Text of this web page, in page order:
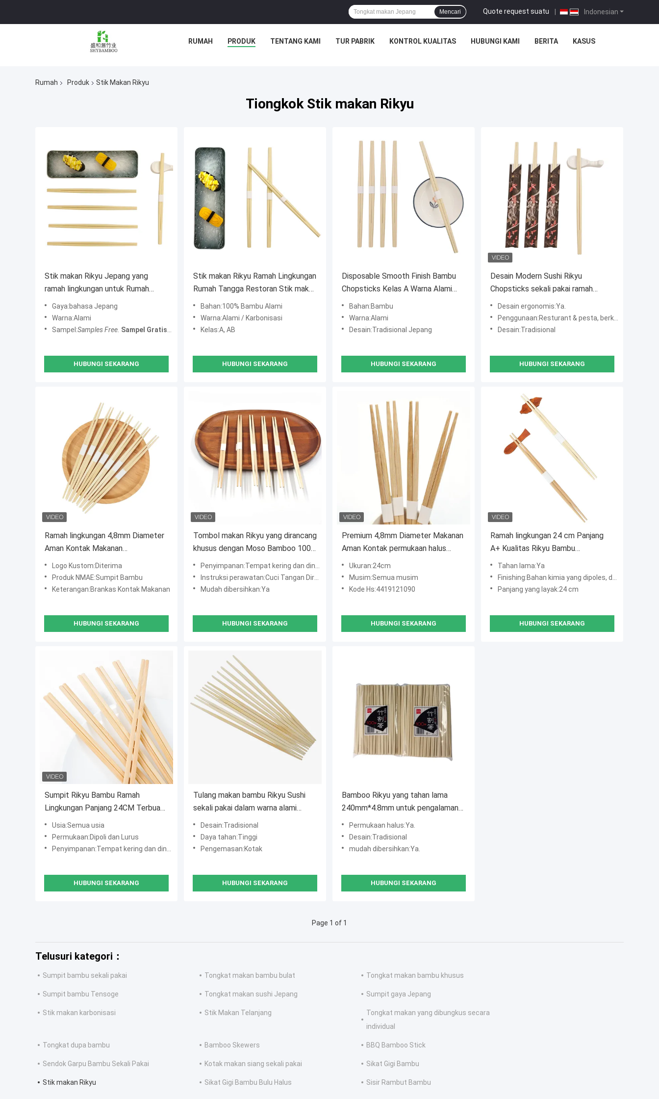
Indonesian
Quote request suatu |
Mencari
RUMAH PRODUK TENTANG KAMI TUR PABRIK KONTROL KUALITAS HUBUNGI KAMI BERITA KASUS
Rumah Produk Stik Makan Rikyu
Tiongkok Stik makan Rikyu
Stik makan Rikyu Jepang yang
ramah lingkungan untuk Rumah
Tangga Restoran Logo Pribadi
Kemasan Khusus
Gaya:bahasa Jepang
Warna:Alami
Sampel:Samples Free. Sampel Gratis. Freight CollectKumpulkan Kargo
HUBUNGI SEKARANG
Stik makan Rikyu Ramah Lingkungan
Rumah Tangga Restoran Stik makan
Bambu Jepang
Bahan:100% Bambu Alami
Warna:Alami / Karbonisasi
Kelas:A, AB
HUBUNGI SEKARANG
Disposable Smooth Finish Bambu
Chopsticks Kelas A Warna Alami
Untuk Sushi dan Masakan Jepang
Bahan:Bambu
Warna:Alami
Desain:Tradisional Jepang
HUBUNGI SEKARANG
Desain Modern Sushi Rikyu
Chopsticks sekali pakai ramah
lingkungan dengan logo pribadi dan
desain kemasan termasuk
Desain ergonomis:Ya.
Penggunaan:Resturant & pesta, berkemah atau hotel
Desain:Tradisional
HUBUNGI SEKARANG
Ramah lingkungan 4,8mm Diameter
Aman Kontak Makanan
Biodegradable Rikyu Chopsticks
Gaya Jepang Chopsticks Dua Titik
Logo Kustom:Diterima
Produk NMAE:Sumpit Bambu
Keterangan:Brankas Kontak Makanan
HUBUNGI SEKARANG
Tombol makan Rikyu yang dirancang
khusus dengan Moso Bamboo 100%
alami dengan desain yang aman dan
ergonomis
Penyimpanan:Tempat kering dan dingin
Instruksi perawatan:Cuci Tangan Direkomendasikan
Mudah dibersihkan:Ya
HUBUNGI SEKARANG
Premium 4,8mm Diameter Makanan
Aman Kontak permukaan halus
Bambu sumpit Rikyu sumpit
Ukuran:24cm
Musim:Semua musim
Kode Hs:4419121090
HUBUNGI SEKARANG
Ramah lingkungan 24 cm Panjang
A+ Kualitas Rikyu Bambu
Chopsticks dengan Logo Khusus
Tahan lama:Ya
Finishing:Bahan kimia yang dipoles, dengan witout
Panjang yang layak:24 cm
HUBUNGI SEKARANG
Sumpit Rikyu Bambu Ramah
Lingkungan Panjang 24CM Terbuat
dari 100% Bambu Moso Alami
dengan Kualitas Grade A+ untuk
Restoran dan Penggunaan Rumah
Usia:Semua usia
Permukaan:Dipoli dan Lurus
Penyimpanan:Tempat kering dan dingin
HUBUNGI SEKARANG
Tulang makan bambu Rikyu Sushi
sekali pakai dalam warna alami
untuk acara BBQ
Desain:Tradisional
Daya tahan:Tinggi
Pengemasan:Kotak
HUBUNGI SEKARANG
Bamboo Rikyu yang tahan lama
240mm*4.8mm untuk pengalaman
sushi yang otentik
Permukaan halus:Ya.
Desain:Tradisional
mudah dibersihkan:Ya.
HUBUNGI SEKARANG
Page 1 of 1
Telusuri kategori：
Sumpit bambu sekali pakai Tongkat makan bambu bulat Tongkat makan bambu khusus
Sumpit bambu Tensoge Tongkat makan sushi Jepang Sumpit gaya Jepang
Stik makan karbonisasi Stik Makan Telanjang
Tongkat makan yang dibungkus secara
individual
Tongkat dupa bambu Bamboo Skewers BBQ Bamboo Stick
Sendok Garpu Bambu Sekali Pakai Kotak makan siang sekali pakai Sikat Gigi Bambu
Stik makan Rikyu Sikat Gigi Bambu Bulu Halus Sisir Rambut Bambu